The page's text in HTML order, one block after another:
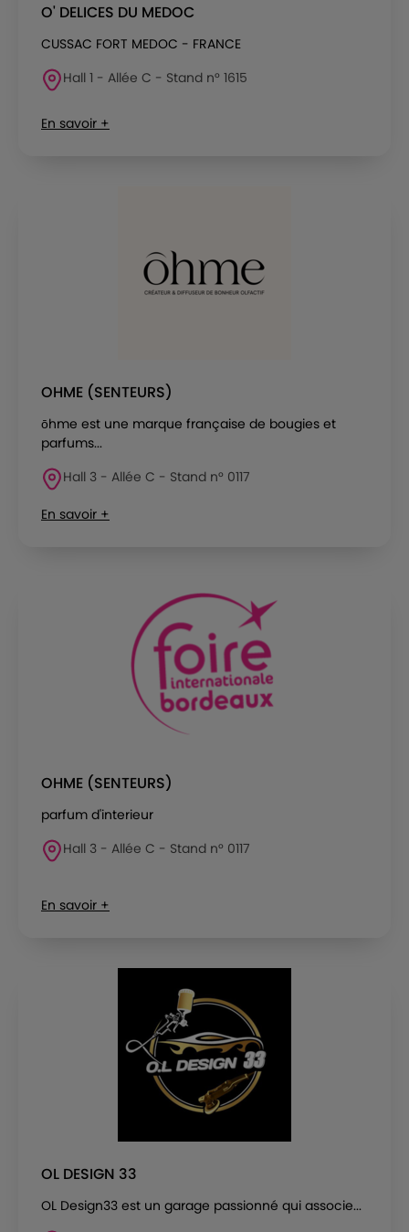
O' DELICES DU MEDOC
CUSSAC FORT MEDOC - FRANCE
Hall 1 - Allée C - Stand n° 1615
En savoir +
OHME (SENTEURS)
ōhme est une marque française de bougies et
parfums...
Hall 3 - Allée C - Stand n° 0117
En savoir +
OHME (SENTEURS)
parfum d'interieur
Hall 3 - Allée C - Stand n° 0117
En savoir +
OL DESIGN 33
OL Design33 est un garage passionné qui associe...